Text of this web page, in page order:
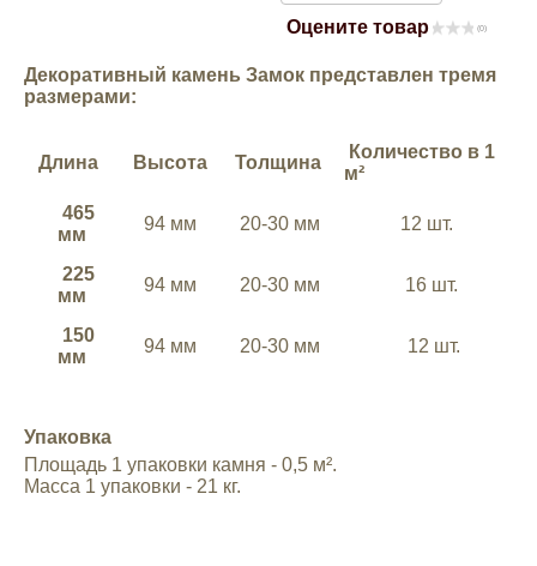
Оцените товар (0)
Декоративный камень Замок представлен тремя
размерами:
Длина Высота Толщина
Количество в 1
м²
465
мм
94 мм 20-30 мм 12 шт.
225
мм
94 мм 20-30 мм 16 шт.
150
мм
94 мм 20-30 мм 12 шт.
Упаковка
Площадь 1 упаковки камня - 0,5 м².
Масса 1 упаковки - 21 кг.
Opel
Renault
Suzuki
Toyota
Volkswagen
УАЗ
Дополнительные товары